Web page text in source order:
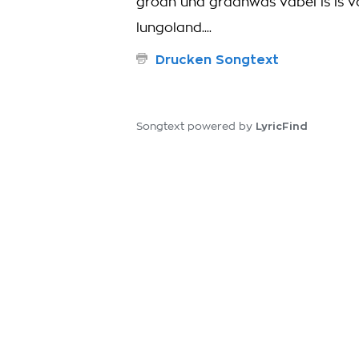
lungoland....
Drucken Songtext
Songtext powered by LyricFind